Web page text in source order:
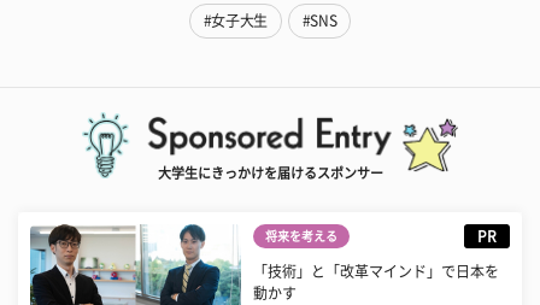
#女子大生 #SNS
大学生にきっかけを届けるスポンサー
将来を考える PR
「技術」と「改革マインド」で日本を
動かす